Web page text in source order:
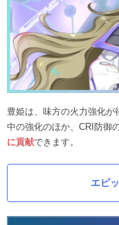
豊姫は、味方の火力強化
中の強化のほか、CRI防御
に貢献できます。
エピ